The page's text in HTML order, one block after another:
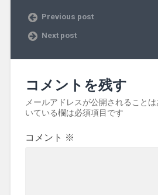
Previous post
Next post
コメントを残す
メールアドレスが公開されることは
いている欄は必須項目です
コメント ※